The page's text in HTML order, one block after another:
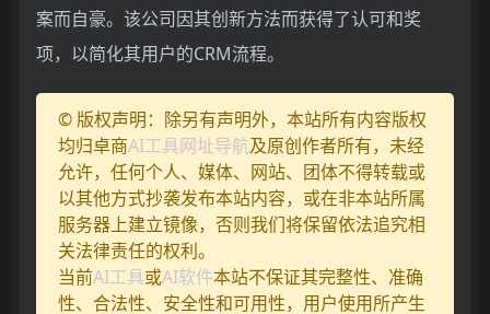
案而自豪。该公司因其创新方法而获得了认可和奖
项，以简化其用户的CRM流程。
© 版权声明：除另有声明外，本站所有内容版权
均归卓商AI工具网址导航及原创作者所有，未经
允许，任何个人、媒体、网站、团体不得转载或
以其他方式抄袭发布本站内容，或在非本站所属
服务器上建立镜像，否则我们将保留依法追究相
关法律责任的权利。
当前AI工具或AI软件本站不保证其完整性、准确
性、合法性、安全性和可用性，用户使用所产生